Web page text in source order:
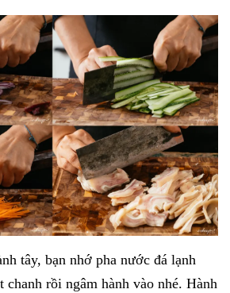
tây, bạn nhớ pha nước đá lạnh
rồi ngâm hành vào nhé. Hành